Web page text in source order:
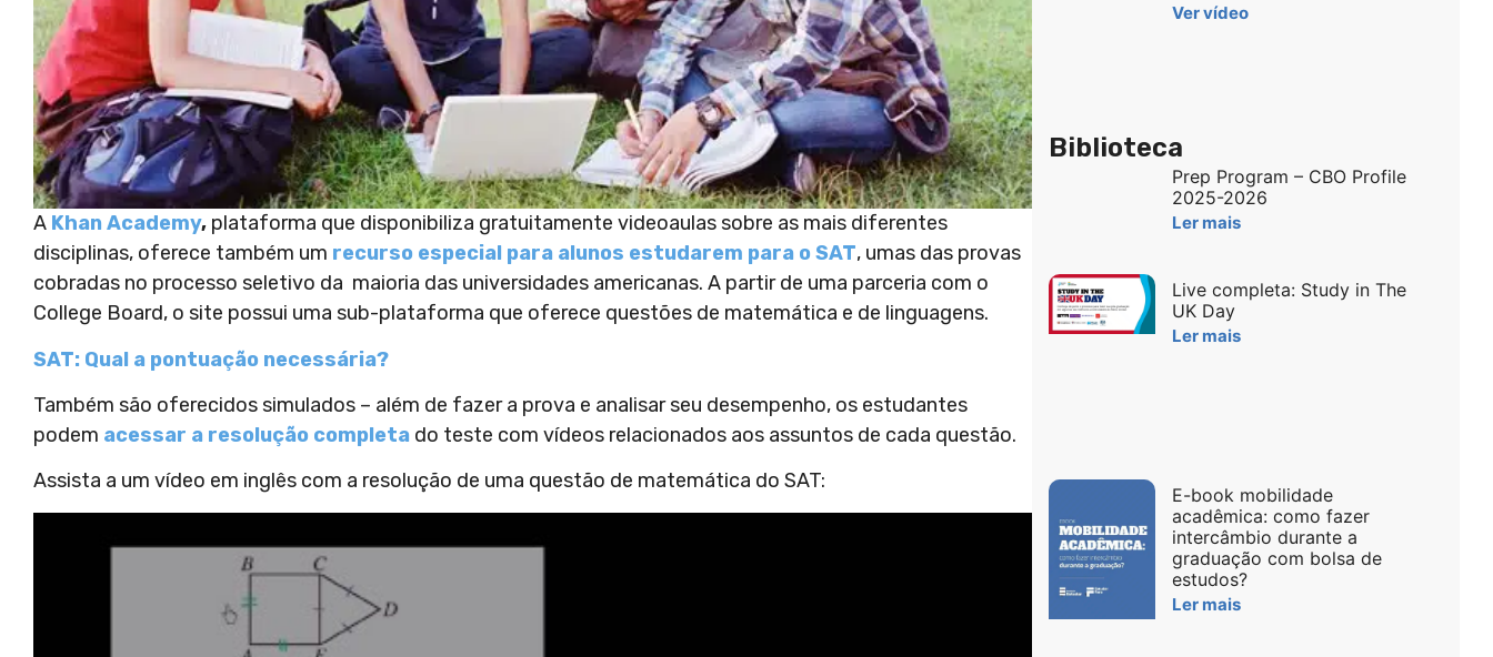
A Khan Academy, plataforma que disponibiliza gratuitamente videoaulas sobre as mais diferentes
disciplinas, oferece também um recurso especial para alunos estudarem para o SAT, umas das provas
cobradas no processo seletivo da maioria das universidades americanas. A partir de uma parceria com o
College Board, o site possui uma sub-plataforma que oferece questões de matemática e de linguagens.
SAT: Qual a pontuação necessária?
Também são oferecidos simulados – além de fazer a prova e analisar seu desempenho, os estudantes
podem acessar a resolução completa do teste com vídeos relacionados aos assuntos de cada questão.
Assista a um vídeo em inglês com a resolução de uma questão de matemática do SAT:
Ver vídeo
Biblioteca
Prep Program – CBO Profile
2025-2026
Ler mais
Live completa: Study in The
UK Day
Ler mais
E-book mobilidade
acadêmica: como fazer
intercâmbio durante a
graduação com bolsa de
estudos?
Ler mais